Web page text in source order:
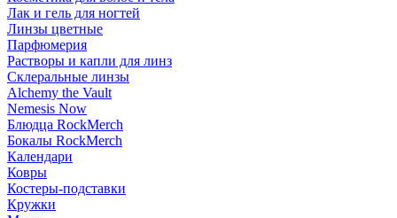
Лак и гель для ногтей
Линзы цветные
Парфюмерия
Растворы и капли для линз
Склеральные линзы
Alchemy the Vault
Nemesis Now
Блюдца RockMerch
Бокалы RockMerch
Календари
Ковры
Костеры-подставки
Кружки